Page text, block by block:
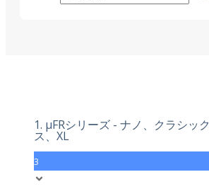
1. μFRシリーズ - ナノ、クラシッ
ス、XL
3